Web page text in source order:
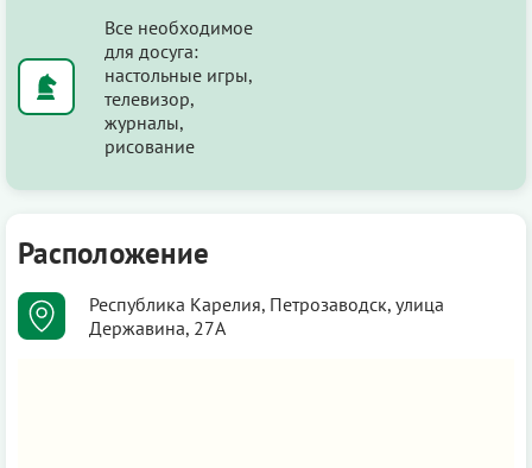
Все необходимое
для досуга:
настольные игры,
телевизор,
журналы,
рисование
Расположение
Республика Карелия, Петрозаводск, улица
Державина, 27А